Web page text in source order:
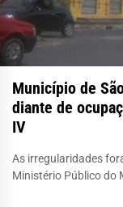
Município de
diante de
IV
As irregularidades
Ministério Público do